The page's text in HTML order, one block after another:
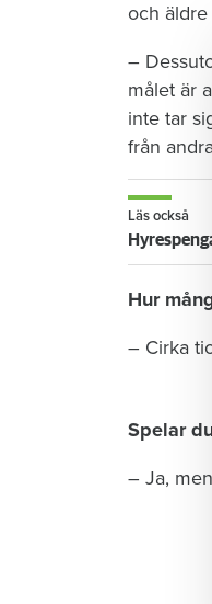
och äldre
–
målet är
inte tar
från
Läs också
Hur
– Cirka
Spelar
– Ja,